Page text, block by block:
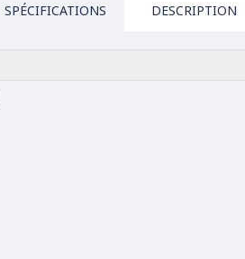
SPÉCIFICATIONS DESCRIPTION